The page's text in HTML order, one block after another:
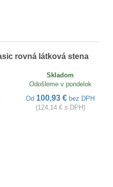
rovná látková stena
Skladom
Odošleme v pondelok
Od 100,93 € bez DPH
(124,14 € s DPH)